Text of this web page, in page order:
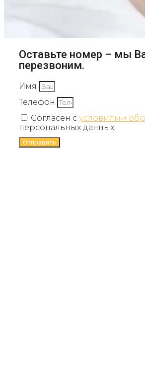
Оставьте номер – мы
перезвоним.
Имя
Телефон
Согласен с условиями
персональных данных.
Отправить